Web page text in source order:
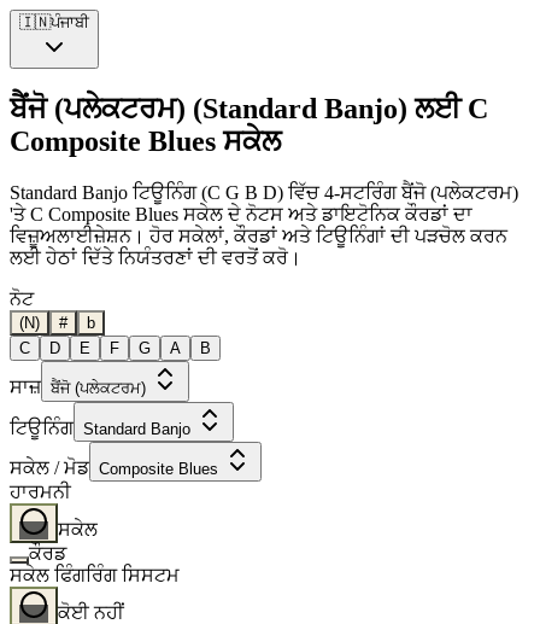
🇮🇳ਪੰਜਾਬੀ
ਬੈਂਜੋ (ਪਲੇਕਟਰਮ) (Standard Banjo) ਲਈ C
Composite Blues ਸਕੇਲ
Standard Banjo ਟਿਊਨਿੰਗ (C G B D) ਵਿੱਚ 4-ਸਟਰਿੰਗ ਬੈਂਜੋ (ਪਲੇਕਟਰਮ)
'ਤੇ C Composite Blues ਸਕੇਲ ਦੇ ਨੋਟਸ ਅਤੇ ਡਾਇਟੋਨਿਕ ਕੌਰਡਾਂ ਦਾ
ਵਿਜ਼ੂਅਲਾਈਜ਼ੇਸ਼ਨ। ਹੋਰ ਸਕੇਲਾਂ, ਕੌਰਡਾਂ ਅਤੇ ਟਿਊਨਿੰਗਾਂ ਦੀ ਪੜਚੋਲ ਕਰਨ
ਲਈ ਹੇਠਾਂ ਦਿੱਤੇ ਨਿਯੰਤਰਣਾਂ ਦੀ ਵਰਤੋਂ ਕਰੋ।
ਨੋਟ
(N) #
b
C
D E F G A B
ਸਾਜ਼ ਬੈਂਜੋ (ਪਲੇਕਟਰਮ)
ਟਿਊਨਿੰਗ Standard Banjo
ਸਕੇਲ / ਮੋਡ Composite Blues
ਹਾਰਮਨੀ
ਸਕੇਲ
ਕੌਰਡ
ਸਕੇਲ ਫਿੰਗਰਿੰਗ ਸਿਸਟਮ
ਕੋਈ ਨਹੀਂ